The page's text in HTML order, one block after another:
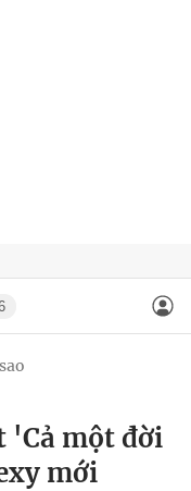
'Cả một đời
mới